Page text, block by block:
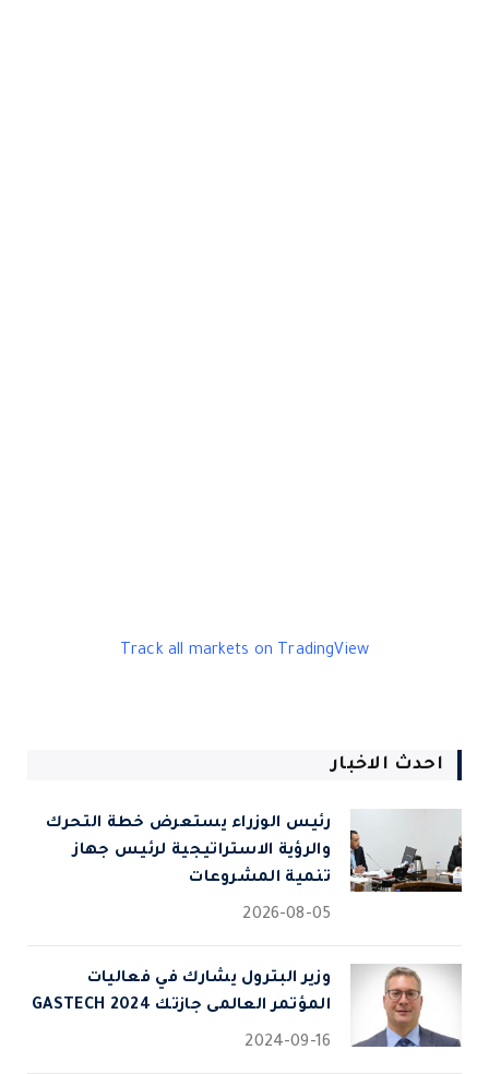
Track all markets on TradingView
احدث الاخبار
رئيس الوزراء يستعرض خطة التحرك
والرؤية الاستراتيجية لرئيس جهاز
تنمية المشروعات
2026-08-05
وزير البترول يشارك في فعاليات
المؤتمر العالمى جازتك 2024 GASTECH
2024-09-16